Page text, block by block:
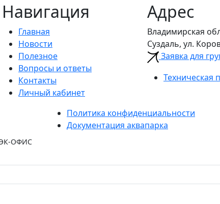
Навигация
Главная
Новости
Полезное
Вопросы и ответы
Контакты
Личный кабинет
Адрес
Владимирская
Суздаль, ул.
Заявка для
Техническая
Политика конфиденциальности
Документация аквапарка